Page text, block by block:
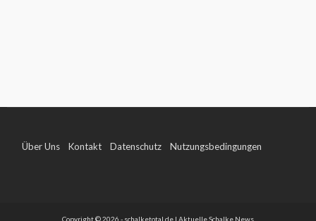
Über Uns Kontakt Datenschutz Nutzungsbedingungen
Copyright © 2026 - schalketotal.de | Aktuelle Schalke News